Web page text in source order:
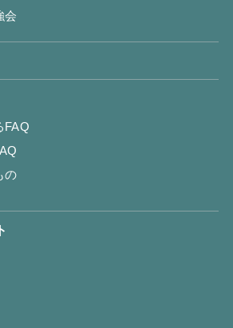
会
FAQ
の